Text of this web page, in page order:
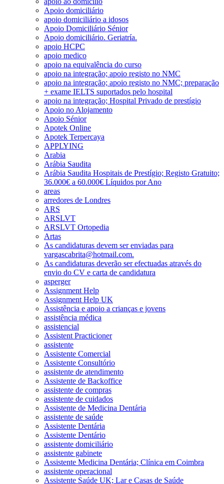
Apoio domiciliário
apoio domiciliário a idosos
Apoio Domiciliário Sénior
Apoio domiciliário. Geriatría.
apoio HCPC
apoio medico
apoio na equivalência do curso
apoio na integração; apoio registo no NMC
apoio na integração; apoio registo no NMC; preparação
+ exame IELTS suportados pelo hospital
apoio na integração; Hospital Privado de prestígio
Apoio no Alojamento
Apoio Sénior
Apotek Online
Apotek Terpercaya
APPLYING
Arabia
Arábia Saudita
Arábia Saudita Hospitais de Prestígio; Registo Gratuito;
36.000€ a 60.000€ Líquidos por Ano
areas
arredores de Londres
ARS
ARSLVT
ARSLVT Ortopedia
Artas
As candidaturas devem ser enviadas para
vargascabrita@hotmail.com.
As candidaturas deverão ser efectuadas através do
envio do CV e carta de candidatura
asperger
Assignment Help
Assignment Help UK
Assistência e apoio a crianças e jovens
assistência médica
assistencial
Assistent Practicioner
assistente
Assistente Comercial
Assistente Consultório
assistente de atendimento
Assistente de Backoffice
assistente de compras
assistente de cuidados
Assistente de Medicina Dentária
assistente de saúde
Assistente Dentária
Assistente Dentário
assistente domiciliário
assistente gabinete
Assistente Medicina Dentária; Clínica em Coimbra
assistente operacional
Assistente Saúde UK; Lar e Casas de Saúde